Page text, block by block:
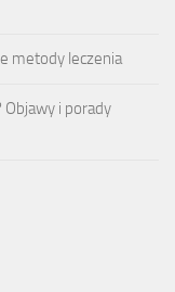
metody leczenia
Objawy i porady